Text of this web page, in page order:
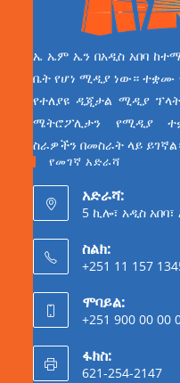
ኤ ኤም ኤን በአዲስ አበባ
ቤት የሆነ ሚዲያ ነው። ተቋሙ
የተለያዩ ዲጂታል ሚዲያ
ሜትሮፖሊታን የሚዲያ
ስራዎችን በመስራት ላይ
የመገኛ አድራሻ
አድራሻ:
5 ኪሎ፣ አዲስ
ስልክ:
+251 11 157
ሞባይል:
+251 900 00 00
ፋክስ:
621-254-2147